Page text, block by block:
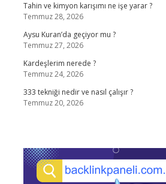
Tahin ve kimyon karışımı ne işe yarar ?
Temmuz 28, 2026
Aysu Kuran’da geçiyor mu ?
Temmuz 27, 2026
Kardeşlerim nerede ?
Temmuz 24, 2026
333 tekniği nedir ve nasıl çalışır ?
Temmuz 20, 2026